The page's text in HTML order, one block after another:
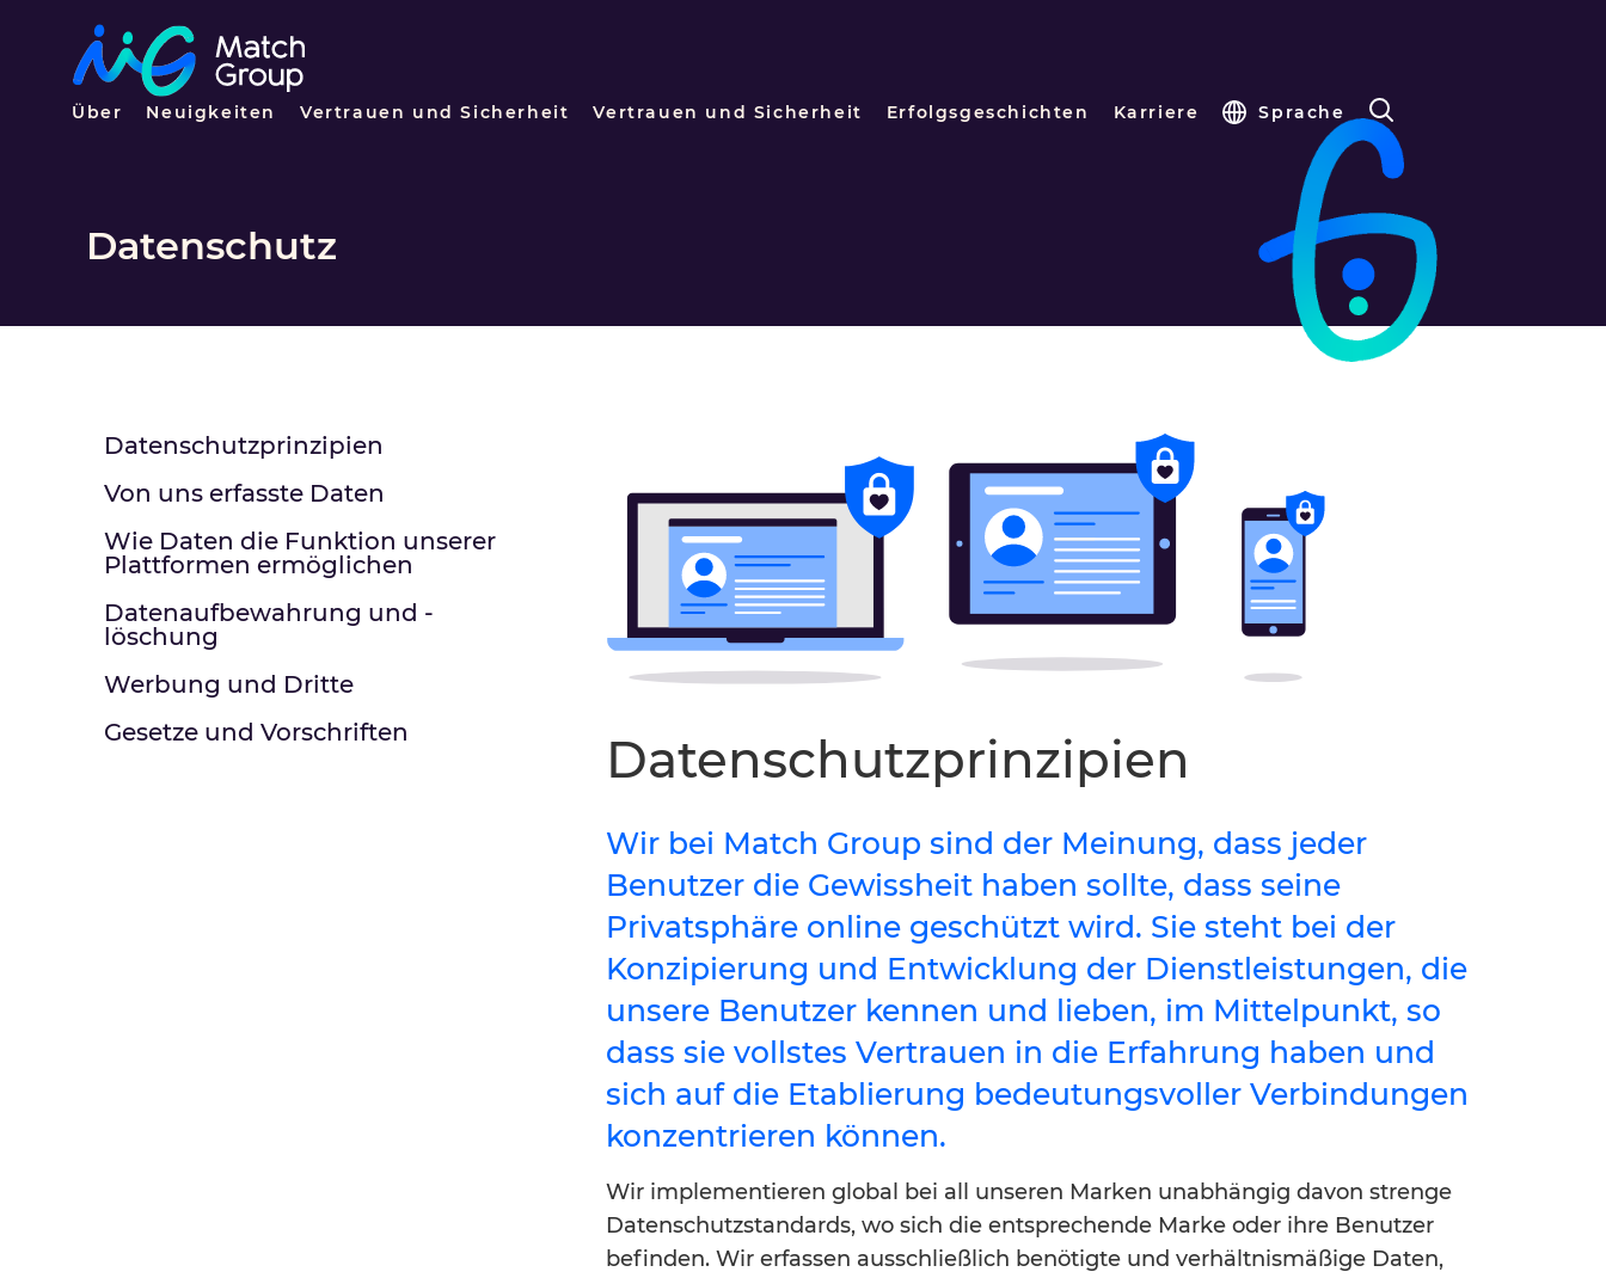
Über Neuigkeiten Vertrauen und Sicherheit Vertrauen und Sicherheit Erfolgsgeschichten Karriere Sprache
Datenschutz
Datenschutzprinzipien
Von uns erfasste Daten
Wie Daten die Funktion unserer
Plattformen ermöglichen
Datenaufbewahrung und -
löschung
Werbung und Dritte
Gesetze und Vorschriften
Datenschutzprinzipien
Wir bei Match Group sind der Meinung, dass jeder
Benutzer die Gewissheit haben sollte, dass seine
Privatsphäre online geschützt wird. Sie steht bei der
Konzipierung und Entwicklung der Dienstleistungen, die
unsere Benutzer kennen und lieben, im Mittelpunkt, so
dass sie vollstes Vertrauen in die Erfahrung haben und
sich auf die Etablierung bedeutungsvoller Verbindungen
konzentrieren können.
Wir implementieren global bei all unseren Marken unabhängig davon strenge
Datenschutzstandards, wo sich die entsprechende Marke oder ihre Benutzer
befinden. Wir erfassen ausschließlich benötigte und verhältnismäßige Daten,